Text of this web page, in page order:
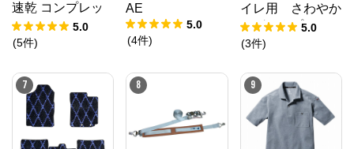
速乾 コンプレッ
ション スパッ
ツ 白カモフラ
5.0
(5件)
AE
5.0
(4件)
イレ用 さわやか
なグレープフルー
ツの香り ４００
5.0
(3件)
7 8 9